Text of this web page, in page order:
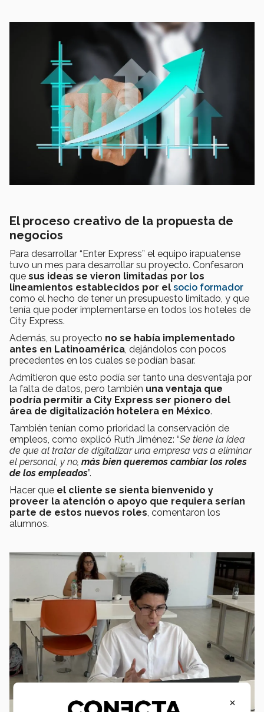
El proceso creativo de la propuesta de
negocios
Para desarrollar “Enter Express” el equipo irapuatense
tuvo un mes para desarrollar su proyecto. Confesaron
que sus ideas se vieron limitadas por los
lineamientos establecidos por el socio formador
como el hecho de tener un presupuesto limitado, y que
tenía que poder implementarse en todos los hoteles de
City Express.
Además, su proyecto no se había implementado
antes en Latinoamérica, dejándolos con pocos
precedentes en los cuales se podían basar.
Admitieron que esto podía ser tanto una desventaja por
la falta de datos, pero también una ventaja que
podría permitir a City Express ser pionero del
área de digitalización hotelera en México.
También tenían como prioridad la conservación de
empleos, como explicó Ruth Jiménez: “Se tiene la idea
de que al tratar de digitalizar una empresa vas a eliminar
el personal, y no, más bien queremos cambiar los roles
de los empleados”.
Hacer que el cliente se sienta bienvenido y
proveer la atención o apoyo que requiera serían
parte de estos nuevos roles, comentaron los
alumnos.
×